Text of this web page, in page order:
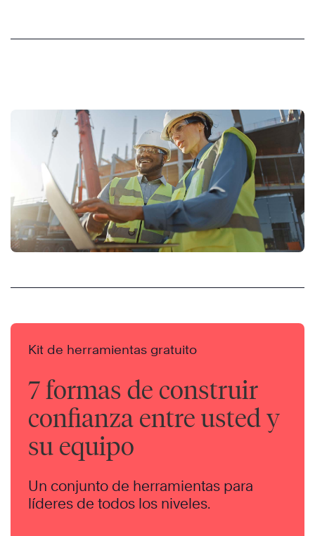
Kit de herramientas gratuito
7 formas de construir
confianza entre usted y
su equipo
Un conjunto de herramientas para
líderes de todos los niveles.